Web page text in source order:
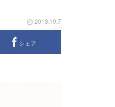
2018.10.7
シェア